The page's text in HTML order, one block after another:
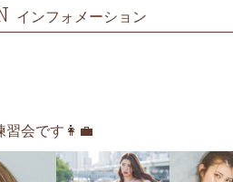
インフォメーション
習会です👩‍💼